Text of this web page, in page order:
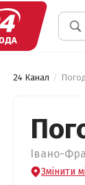
24 Канал
Івано-
Змінити